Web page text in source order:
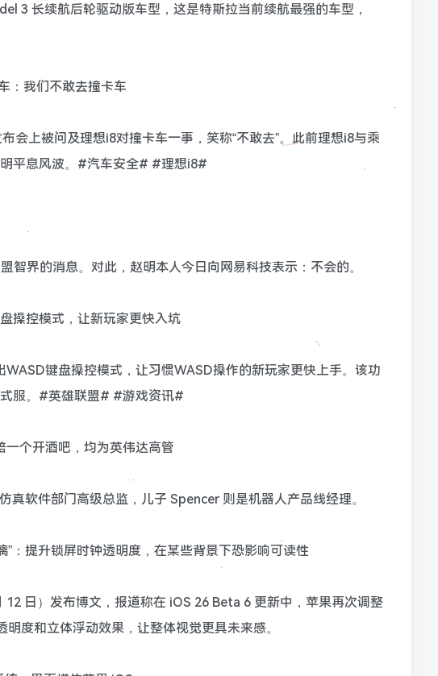
3 长续航后轮驱动版车型，这是特斯拉当前续航最强的车型，
：我们不敢去撞卡车
会上被问及理想i8对撞卡车一事，笑称“不敢去”。此前理想i8与乘
平息风波。#汽车安全# #理想i8#
智界的消息。对此，赵明本人今日向网易科技表示：不会的。
操控模式，让新玩家更快入坑
键盘操控模式，让习惯WASD操作的新玩家更快上手。该功
服。#英雄联盟# #游戏资讯#
个开酒吧，均为英伟达高管
真软件部门高级总监，儿子 Spencer 则是机器人产品线经理。
：提升锁屏时钟透明度，在某些背景下恐影响可读性
日）发布博文，报道称在 iOS 26 Beta 6 更新中，苹果再次调整
度和立体浮动效果，让整体视觉更具未来感。